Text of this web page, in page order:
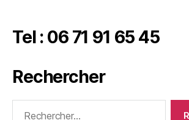
Tel : 06 71 91 65 45
Rechercher